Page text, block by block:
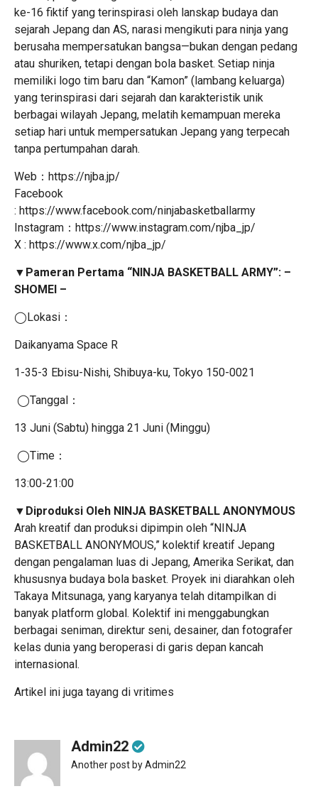
ke-16 fiktif yang terinspirasi oleh lanskap budaya dan
sejarah Jepang dan AS, narasi mengikuti para ninja yang
berusaha mempersatukan bangsa—bukan dengan pedang
atau shuriken, tetapi dengan bola basket. Setiap ninja
memiliki logo tim baru dan “Kamon” (lambang keluarga)
yang terinspirasi dari sejarah dan karakteristik unik
berbagai wilayah Jepang, melatih kemampuan mereka
setiap hari untuk mempersatukan Jepang yang terpecah
tanpa pertumpahan darah.
Web： https://njba.jp/
Facebook
: https://www.facebook.com/ninjabasketballarmy
Instagram： https://www.instagram.com/njba_jp/
X : https://www.x.com/njba_jp/
▼ Pameran Pertama “NINJA BASKETBALL ARMY”: –
SHOMEI –
◯Lokasi：
Daikanyama Space R
1-35-3 Ebisu-Nishi, Shibuya-ku, Tokyo 150-0021
◯Tanggal：
13 Juni (Sabtu) hingga 21 Juni (Minggu)
◯Time：
13:00-21:00
▼Diproduksi Oleh NINJA BASKETBALL ANONYMOUS
Arah kreatif dan produksi dipimpin oleh “NINJA
BASKETBALL ANONYMOUS,” kolektif kreatif Jepang
dengan pengalaman luas di Jepang, Amerika Serikat, dan
khususnya budaya bola basket. Proyek ini diarahkan oleh
Takaya Mitsunaga, yang karyanya telah ditampilkan di
banyak platform global. Kolektif ini menggabungkan
berbagai seniman, direktur seni, desainer, dan fotografer
kelas dunia yang beroperasi di garis depan kancah
internasional.
Artikel ini juga tayang di vritimes
Admin22
Another post by Admin22